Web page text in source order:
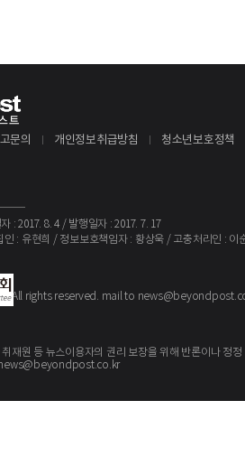
문의 개인정보취급방침 청소년보호정책
: 2017. 8. 4 / 발행일자 : 2017. 7. 17
인 : 유현희 / 정보보호책임자 : 황상욱 / 고충처리인 : 이
. All rights reserved. mail to
취재원 등 뉴스이용자의 권리 보장을 위해 반론이나
news@beyondpost.co.kr